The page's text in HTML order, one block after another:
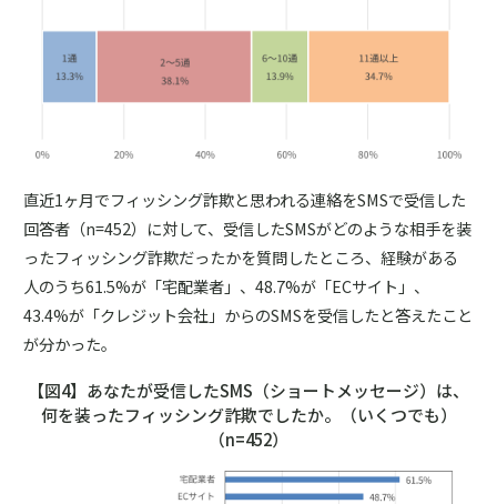
直近1ヶ月でフィッシング詐欺と思われる連絡をSMSで受信した
回答者（n=452）に対して、受信したSMSがどのような相手を装
ったフィッシング詐欺だったかを質問したところ、経験がある
人のうち61.5%が「宅配業者」、48.7%が「ECサイト」、
43.4%が「クレジット会社」からのSMSを受信したと答えたこと
が分かった。
【図4】あなたが受信したSMS（ショートメッセージ）は、
何を装ったフィッシング詐欺でしたか。（いくつでも）
（n=452）